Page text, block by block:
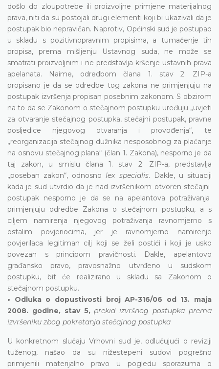
došlo do zloupotrebe ili proizvoljne primjene materijalnog
prava, niti da su postojali drugi elementi koji bi ukazivali da je
postupak bio nepravičan. Naprotiv, Općinski sud je postupao
u skladu s pozitivnopravnim propisima, a tumačenje tih
propisa, prema mišljenju Ustavnog suda, ne može se
smatrati proizvoljnim i ne predstavlja kršenje ustavnih prava
apelanata. Naime, odredbom člana 1. stav 2. ZIP-a
propisano je da se odredbe tog zakona ne primjenjuju na
postupak izvršenja propisan posebnim zakonom. S obzirom
na to da se Zakonom o stečajnom postupku uređuju „uvjeti
za otvaranje stečajnog postupka, stečajni postupak, pravne
posljedice njegovog otvaranja i provođenja“, te
„reorganizacija stečajnog dužnika nesposobnog za plaćanje
na osnovu stečajnog plana“ (član 1. Zakona), nesporno je da
taj zakon, u smislu člana 1. stav 2. ZIP-a, predstavlja
„poseban zakon“, odnosnolex specialis. Dakle, u situaciji
kada je sud utvrdio da je nad izvršenikom otvoren stečajni
postupak nesporno je da se na apelantova potraživanja
primjenjuju odredbe Zakona o stečajnom postupku, a s
ciljem namirenja njegovog potraživanja ravnomjerno s
ostalim povjeriocima, jer je ravnomjerno namirenje
povjerilaca legitiman cilj koji se želi postići i koji je usko
povezan s principom pravičnosti. Dakle, apelantovo
građansko pravo, pravosnažno utvrđeno u sudskom
postupku, bit će realizirano u skladu sa Zakonom o
stečajnom postupku.
• Odluka o dopustivosti broj AP-316/06 od 13. maja
2008. godine, stav 5,prekid izvršnog postupka prema
izvršeniku zbog pokretanja stečajnog postupka
U konkretnom slučaju Vrhovni sud je, odlučujući o reviziji
tuženog, našao da su nižestepeni sudovi pogrešno
primijenili materijalno pravo u pogledu sporazuma o